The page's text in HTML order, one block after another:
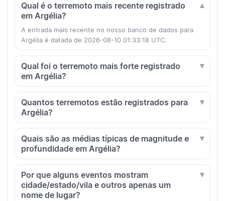
Qual é o terremoto mais recente registrado
em Argélia?
A entrada mais recente no nosso banco de dados para
Argélia é datada de 2026-08-10 01:33:18 UTC.
Qual foi o terremoto mais forte registrado
em Argélia?
Quantos terremotos estão registrados para
Argélia?
Quais são as médias típicas de magnitude e
profundidade em Argélia?
Por que alguns eventos mostram
cidade/estado/vila e outros apenas um
nome de lugar?